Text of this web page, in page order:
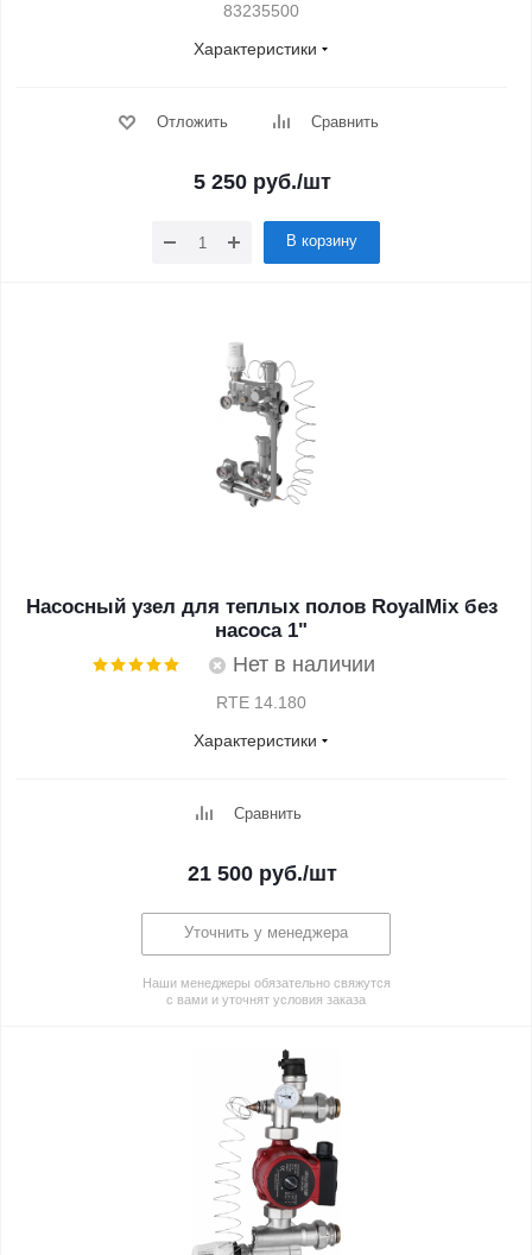
83235500
Характеристики
Отложить Сравнить
5 250руб./шт
В корзину
Насосный узел для теплых полов RoyalMix без
насоса 1"
Нет в наличии
RTE 14.180
Характеристики
Сравнить
21 500руб./шт
Уточнить у менеджера
Наши менеджеры обязательно свяжутся
с вами и уточнят условия заказа